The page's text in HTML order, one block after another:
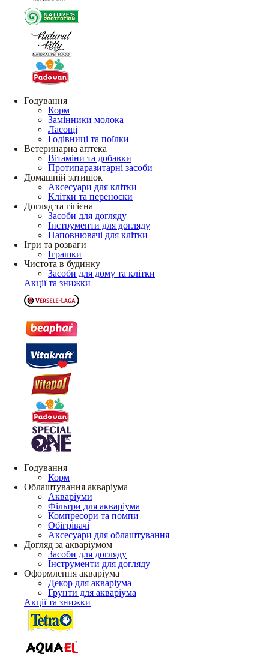
Годування
Корм
Замінники молока
Ласощі
Годівниці та поїлки
Ветеринарна аптека
Вітаміни та добавки
Протипаразитарні засоби
Домашній затишок
Аксесуари для клітки
Клітки та переноски
Догляд та гігієна
Засоби для догляду
Інструменти для догляду
Наповнювачі для клітки
Ігри та розваги
Іграшки
Чистота в будинку
Засоби для дому та клітки
Акції та знижки
Годування
Корм
Облаштування акваріума
Акваріуми
Фільтри для акваріума
Компресори та помпи
Обігрівачі
Аксесуари для облаштування
Догляд за акваріумом
Засоби для догляду
Інструменти для догляду
Оформлення акваріума
Декор для акваріума
Грунти для акваріума
Акції та знижки